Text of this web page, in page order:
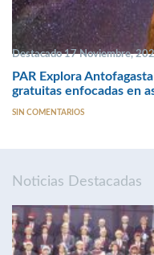
Destacado 17 Noviembre,
PAR Explora
gratuitas enfocadas en
SIN COMENTARIOS
Noticias Destacadas